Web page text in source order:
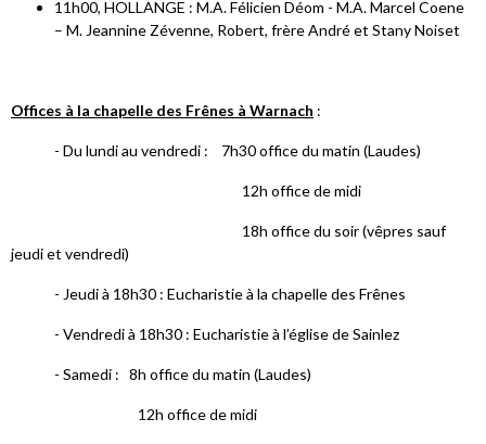
11h00, HOLLANGE : M.A. Félicien Déom - M.A. Marcel Coene
– M. Jeannine Zévenne, Robert, frère André et Stany Noiset
Offices à la chapelle des Frênes à Warnach :
- Du lundi au vendredi : 7h30 office du matin (Laudes)
12h office de midi
18h office du soir (vêpres sauf
jeudi et vendredi)
- Jeudi à 18h30 : Eucharistie à la chapelle des Frênes
- Vendredi à 18h30 : Eucharistie à l’église de Sainlez
- Samedi : 8h office du matin (Laudes)
12h office de midi